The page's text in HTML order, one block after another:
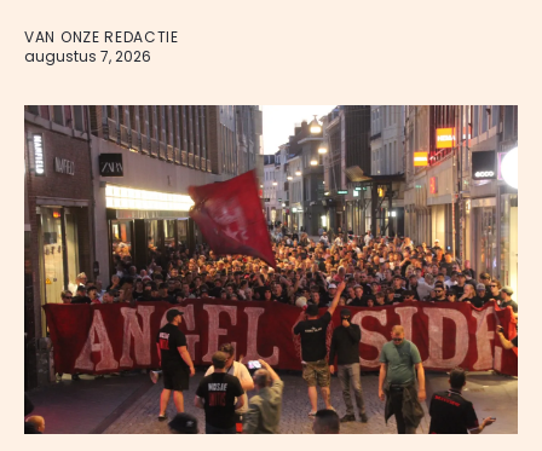
VAN ONZE REDACTIE
augustus 7, 2026